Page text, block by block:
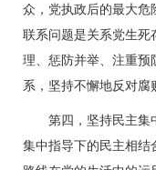
众，党执政后的最大危
联系问题是关系党生死
理、惩防并举、注重预
系，坚持不懈地反对腐
第四，坚持民主集
集中指导下的民主相结